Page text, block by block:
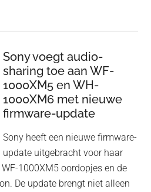
Sony voegt audio-
sharing toe aan WF-
1000XM5 en WH-
1000XM6 met nieuwe
firmware-update
Sony heeft een nieuwe firmware-
update uitgebracht voor haar
1000XM5 oordopjes en de
De update brengt niet alleen